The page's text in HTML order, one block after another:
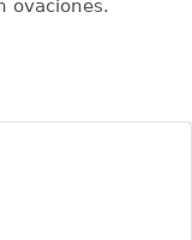
ovaciones.